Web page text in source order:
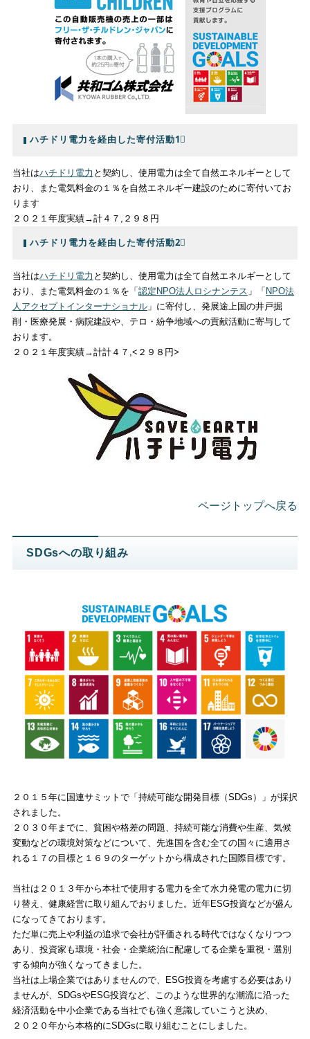
ハチドリ電力を経由した寄付活動1⃣
当社はハチドリ電力 と契約し、使用電力は全て自然エネルギーとして
おり、また電気料金の１％を自然エネルギー建設のために寄付いてお
ります
２０２１年度実績→計４７,２９８円
ハチドリ電力を経由した寄付活動2⃣
当社はハチドリ電力 と契約し、使用電力は全て自然エネルギーとして
おり、また電気料金の１％を「 認定NPO法人ロシナンテス 」「 NPO法
人アクセプトインターナショナル」に寄付し、発展途上国の井戸掘
削・医療発展・病院建設や、テロ・紛争地域への貢献活動に寄与して
おります。
２０２１年度実績→計計４７,<２９８円>
ページトップへ戻る
SDGsへの取り組み
２０１５年に国連サミットで「持続可能な開発目標（SDGs）」が採択
されました。
２０３０年までに、貧困や格差の問題、持続可能な消費や生産、気候
変動などの環境対策などについて、先進国を含む全ての国々に適用さ
れる１７の目標と１６９のターゲットから構成された国際目標です。
当社は２０１３年から本社で使用する電力を全て水力発電の電力に切
り替え、健康経営に取り組んでおりました。近年ESG投資などが盛ん
になってきております。
ただ単に売上や利益の追求で会社が評価される時代ではなくなりつつ
あり、投資家も環境・社会・企業統治に配慮してる企業を重視・選別
する傾向が強くなってきました。
当社は上場企業ではありませんので、ESG投資を考慮する必要はあり
ませんが、SDGsやESG投資など、このような世界的な潮流に沿った
経済活動を中小企業である当社でも強く意識していこうと決め、
２０２０年から本格的にSDGsに取り組むことにしました。